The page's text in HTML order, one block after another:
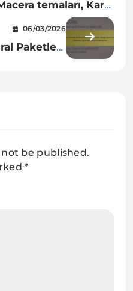
temaları, Kart
varyasyonları
06/03/2026
Paketleri:
be published.
*